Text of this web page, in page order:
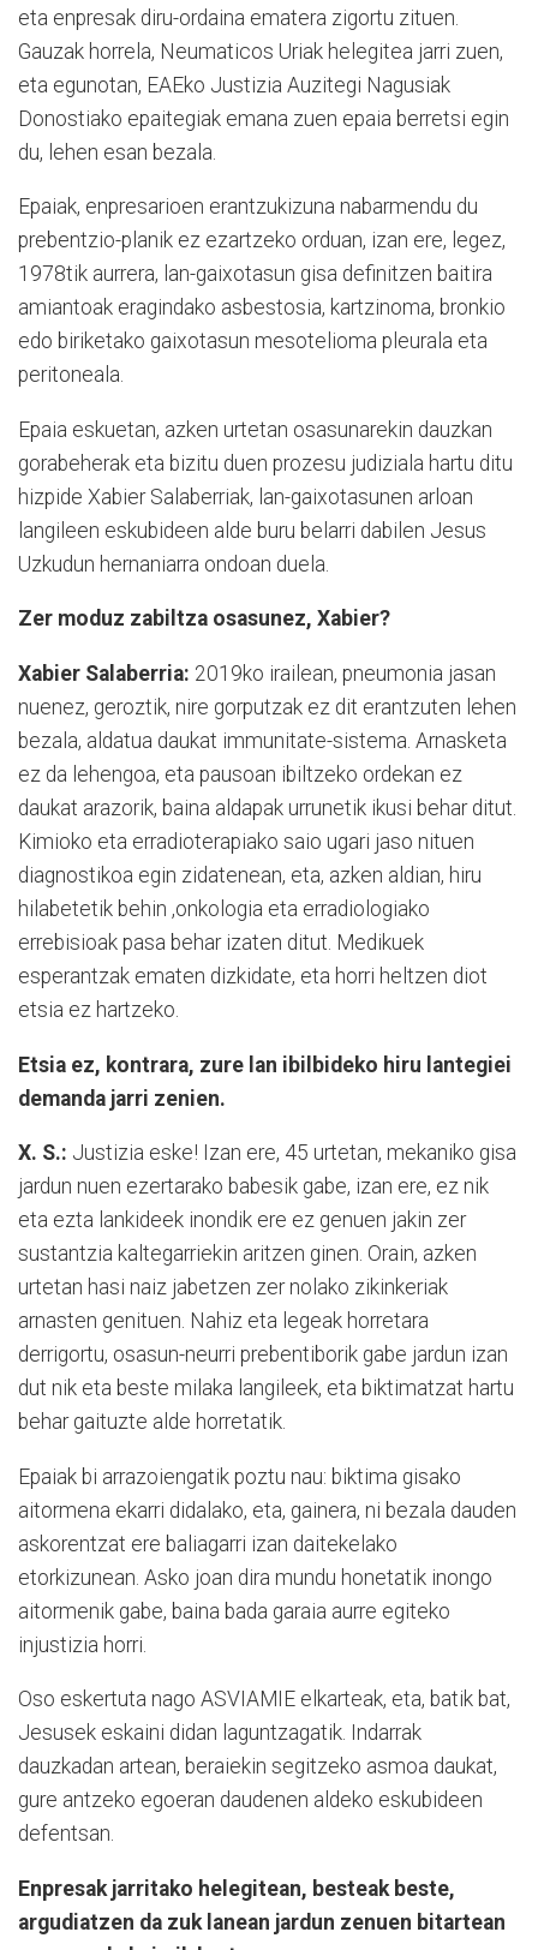
eta enpresak diru-ordaina ematera zigortu zituen.
Gauzak horrela, Neumaticos Uriak helegitea jarri zuen,
eta egunotan, EAEko Justizia Auzitegi Nagusiak
Donostiako epaitegiak emana zuen epaia berretsi egin
du, lehen esan bezala.
Epaiak, enpresarioen erantzukizuna nabarmendu du
prebentzio-planik ez ezartzeko orduan, izan ere, legez,
1978tik aurrera, lan-gaixotasun gisa definitzen baitira
amiantoak eragindako asbestosia, kartzinoma, bronkio
edo biriketako gaixotasun mesotelioma pleurala eta
peritoneala.
Epaia eskuetan, azken urtetan osasunarekin dauzkan
gorabeherak eta bizitu duen prozesu judiziala hartu ditu
hizpide Xabier Salaberriak, lan-gaixotasunen arloan
langileen eskubideen alde buru belarri dabilen Jesus
Uzkudun hernaniarra ondoan duela.
Zer moduz zabiltza osasunez, Xabier?
Xabier Salaberria: 2019ko irailean, pneumonia jasan
nuenez, geroztik, nire gorputzak ez dit erantzuten lehen
bezala, aldatua daukat immunitate-sistema. Arnasketa
ez da lehengoa, eta pausoan ibiltzeko ordekan ez
daukat arazorik, baina aldapak urrunetik ikusi behar ditut.
Kimioko eta erradioterapiako saio ugari jaso nituen
diagnostikoa egin zidatenean, eta, azken aldian, hiru
hilabetetik behin ,onkologia eta erradiologiako
errebisioak pasa behar izaten ditut. Medikuek
esperantzak ematen dizkidate, eta horri heltzen diot
etsia ez hartzeko.
Etsia ez, kontrara, zure lan ibilbideko hiru lantegiei
demanda jarri zenien.
X. S.: Justizia eske! Izan ere, 45 urtetan, mekaniko gisa
jardun nuen ezertarako babesik gabe, izan ere, ez nik
eta ezta lankideek inondik ere ez genuen jakin zer
sustantzia kaltegarriekin aritzen ginen. Orain, azken
urtetan hasi naiz jabetzen zer nolako zikinkeriak
arnasten genituen. Nahiz eta legeak horretara
derrigortu, osasun-neurri prebentiborik gabe jardun izan
dut nik eta beste milaka langileek, eta biktimatzat hartu
behar gaituzte alde horretatik.
Epaiak bi arrazoiengatik poztu nau: biktima gisako
aitormena ekarri didalako, eta, gainera, ni bezala dauden
askorentzat ere baliagarri izan daitekelako
etorkizunean. Asko joan dira mundu honetatik inongo
aitormenik gabe, baina bada garaia aurre egiteko
injustizia horri.
Oso eskertuta nago ASVIAMIE elkarteak, eta, batik bat,
Jesusek eskaini didan laguntzagatik. Indarrak
dauzkadan artean, beraiekin segitzeko asmoa daukat,
gure antzeko egoeran daudenen aldeko eskubideen
defentsan.
Enpresak jarritako helegitean, besteak beste,
argudiatzen da zuk lanean jardun zenuen bitartean